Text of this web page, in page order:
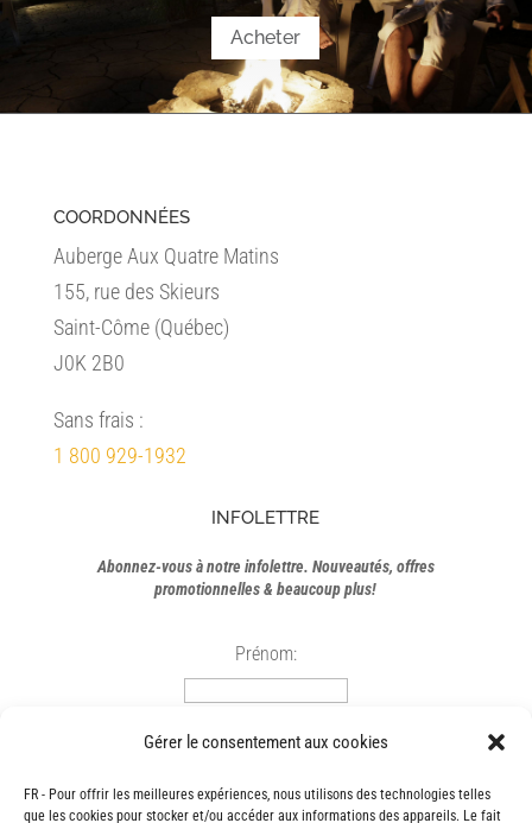
Gérer le consentement aux cookies
FR - Pour offrir les meilleures expériences, nous utilisons des technologies telles
que les cookies pour stocker et/ou accéder aux informations des appareils. Le fait
Acheter
COORDONNÉES
Auberge Aux Quatre Matins
155, rue des Skieurs
Saint-Côme (Québec)
J0K 2B0
Sans frais :
1 800 929-1932
INFOLETTRE
Abonnez-vous à notre infolettre. Nouveautés, offres
promotionnelles & beaucoup plus!
Prénom:
Courriel: